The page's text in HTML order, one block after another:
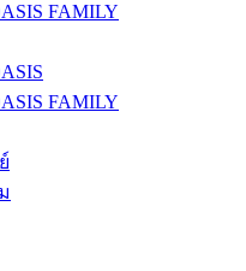
FAMILY
FAMILY